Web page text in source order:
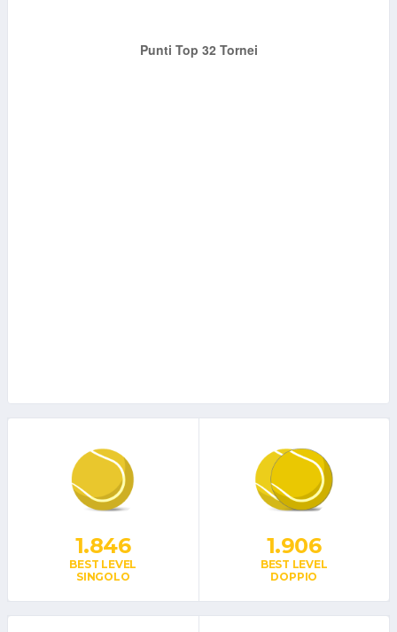
1.846
BEST LEVEL
SINGOLO
1.906
BEST LEVEL
DOPPIO